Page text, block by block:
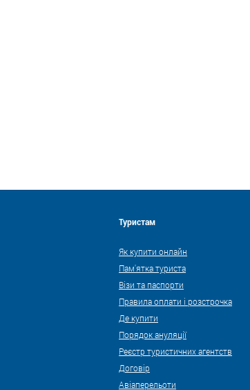
Туристам
Як купити онлайн
Пам'ятка туриста
Візи та паспорти
Правила оплати і розстрочка
Де купити
Порядок ануляції
Реєстр туристичних агентств
Договір
Авіаперельоти